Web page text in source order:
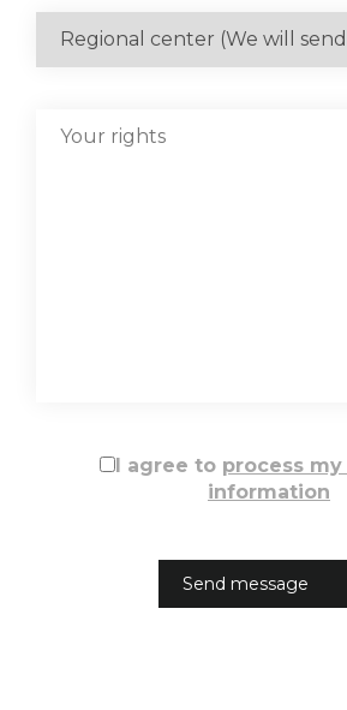
I agree to process
information